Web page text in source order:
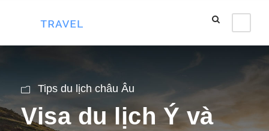
Tips du lịch châu Âu
Visa du lịch Ý và